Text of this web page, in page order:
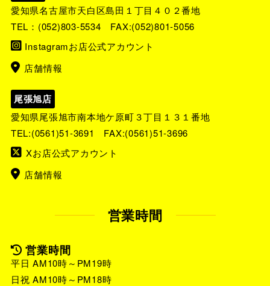
愛知県名古屋市天白区島田１丁目４０２番地
TEL： (052)803-5534 FAX:(052)801-5056
Instagramお店公式アカウント
店舗情報
尾張旭店
愛知県尾張旭市南本地ケ原町３丁目１３１番地
TEL:(0561)51-3691
FAX:(0561)51-3696
Xお店公式アカウント
店舗情報
営業時間
営業時間
平日 AM10時～PM19時
日祝 AM10時～PM18時